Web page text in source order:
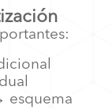
esquema